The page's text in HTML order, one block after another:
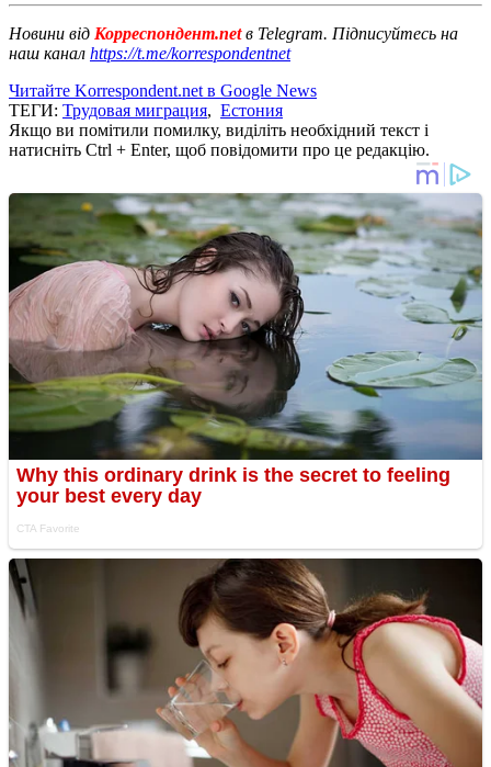
Новини від Корреспондент.netв Telegram. Підписуйтесь на
наш канал https://t.me/korrespondentnet
Читайте Korrespondent.net в Google News
ТЕГИ: Трудовая миграция, Естония
Якщо ви помітили помилку, виділіть необхідний текст і
натисніть Ctrl + Enter, щоб повідомити про це редакцію.